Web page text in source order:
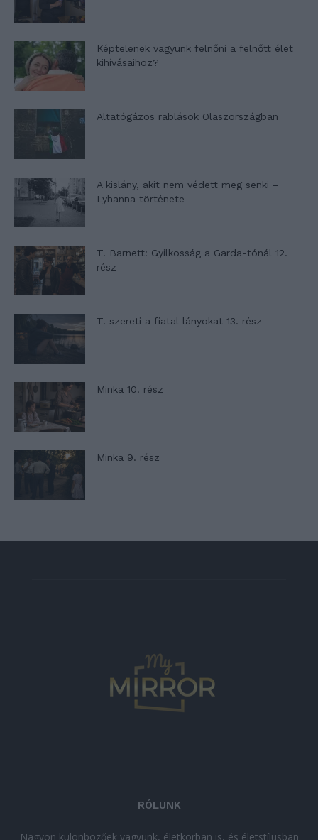
Képtelenek vagyunk felnőni a felnőtt élet
kihívásaihoz?
Altatógázos rablások Olaszországban
A kislány, akit nem védett meg senki –
Lyhanna története
T. Barnett: Gyilkosság a Garda-tónál 12.
rész
T. szereti a fiatal lányokat 13. rész
Minka 10. rész
Minka 9. rész
RÓLUNK
Nagyon különbözőek vagyunk, életkorban is, és életstílusban